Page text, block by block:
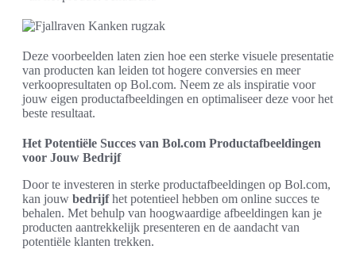
Deze voorbeelden laten zien hoe een sterke visuele presentatie
van producten kan leiden tot hogere conversies en meer
verkoopresultaten op Bol.com. Neem ze als inspiratie voor
jouw eigen productafbeeldingen en optimaliseer deze voor het
beste resultaat.
Het Potentiële Succes van Bol.com Productafbeeldingen
voor Jouw Bedrijf
Door te investeren in sterke productafbeeldingen op Bol.com,
kan jouw bedrijfhet potentieel hebben om online succes te
behalen. Met behulp van hoogwaardige afbeeldingen kan je
producten aantrekkelijk presenteren en de aandacht van
potentiële klanten trekken.